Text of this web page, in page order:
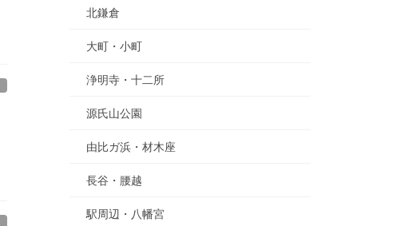
北鎌倉
大町・小町
浄明寺・十二所
源氏山公園
由比ガ浜・材木座
長谷・腰越
駅周辺・八幡宮